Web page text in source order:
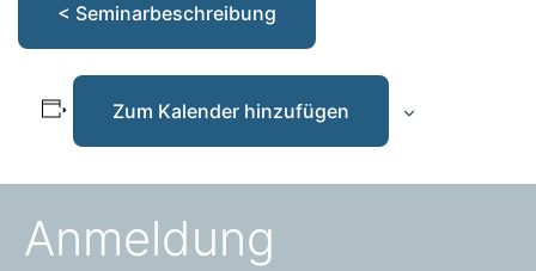
< Seminarbeschreibung
Zum Kalender hinzufügen
Anmeldung